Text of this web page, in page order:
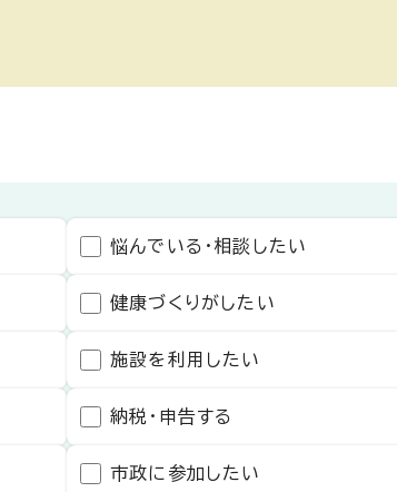
悩んでいる・相談したい
健康づくりがしたい
施設を利用したい
納税・申告する
市政に参加したい